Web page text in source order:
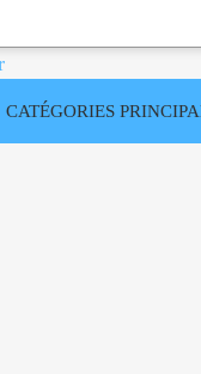
CATÉGORIES